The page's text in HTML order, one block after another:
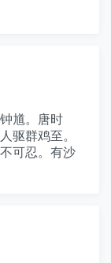
馗。唐时
驱群鸡至。
可忍。有沙